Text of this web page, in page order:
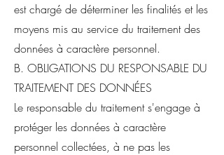
est chargé de déterminer les finalités et les
moyens mis au service du traitement des
données à caractère personnel.
B. OBLIGATIONS DU RESPONSABLE DU
TRAITEMENT DES DONNÉES
Le responsable du traitement s'engage à
protéger les données à caractère
personnel collectées, à ne pas les